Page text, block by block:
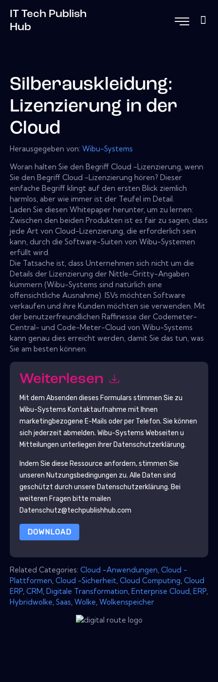
IT Tech Publish
Hub
Silberauskleidung:
Lizenzierung in der
Cloud
Herausgegeben von: Wibu-Systems
Woran halten Sie den Begriff Cloud -Lizenzierung, wenn
Sie den Begriff Cloud -Lizenzierung hören? Dieser
einfache Begriff klingt auf den ersten Blick ziemlich
harmlos, aber wie immer ist der Teufel im Detail.
Laden Sie diesen Whitepaper herunter, um zu lernen:
Zwischen den beiden Produkten ist es fair zu sagen, dass
jede Art von Cloud-Lizenzierung, die erforderlich sein
kann, durch die Software-Suiten von Wibu-Systemen
erfüllt wird.
Die Tatsache ist, dass Unternehmen sich nicht um die
Details der Lizenzierung der Nittle-Gritty-Angaben
kümmern (Wibu-Systems sind natürlich eine
offensichtliche Ausnahme). ISVs möchten Software
verkaufen und ihre Kunden möchten sie verwenden. Mit
der benutzerfreundlichen Raffinesse der Codemeter-
Central- und Code-Meter-Cloud von Wibu-Systems
kann genau dies erreicht werden, damit Sie das tun, was
Sie am besten können.
Weiterlesen
Mit dem Absenden dieses Formulars stimmen Sie zu
Wibu-Systems Kontaktaufnahme mit Ihnen
marketingbezogene E-Mails oder per Telefon. Sie können
sich jederzeit abmelden. Wibu-Systems Webseiten u
Mitteilungen unterliegen ihrer Datenschutzerklärung.
Indem Sie diese Ressource anfordern, stimmen Sie
unseren Nutzungsbedingungen zu. Alle Daten sind
geschützt durch unsere Datenschutzerklärung. Bei
weiteren Fragen bitte mailen
Datenschutz@techpublishhub.com
DOWNLOAD
Related Categories: Cloud -Anwendungen Cloud -
Plattformen Cloud -Sicherheit Cloud Computing Cloud
ERP CRM Digitale Transformation Enterprise Cloud ERP
Hybridwolke Saas Wolke Wolkenspeicher